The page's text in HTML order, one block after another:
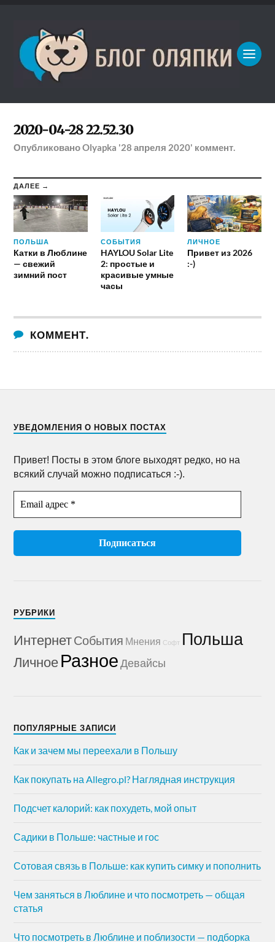
2020-04-28 22.52.30
ОпубликованоOlyapka '28 апреля 2020' коммент.
ДАЛЕЕ →
ПОЛЬША
Катки в Люблине
— свежий
зимний пост
СОБЫТИЯ
HAYLOU Solar Lite
2: простые и
красивые умные
часы
ЛИЧНОЕ
Привет из 2026
:-)
КОММЕНТ.
УВЕДОМЛЕНИЯ О НОВЫХ ПОСТАХ
Привет! Посты в этом блоге выходят редко, но на
всякий случай можно подписаться :-).
РУБРИКИ
ИнтернетСобытия Мнения Софт Польша
ЛичноеРазноеДевайсы
ПОПУЛЯРНЫЕ ЗАПИСИ
Как и зачем мы переехали в Польшу
Как покупать на Allegro.pl? Наглядная инструкция
Подсчет калорий: как похудеть, мой опыт
Садики в Польше: частные и гос
Сотовая связь в Польше: как купить симку и пополнить
Чем заняться в Люблине и что посмотреть — общая
статья
Что посмотреть в Люблине и поблизости — подборка